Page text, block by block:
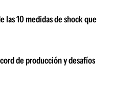
las 10 medidas de shock que
de producción y desafíos